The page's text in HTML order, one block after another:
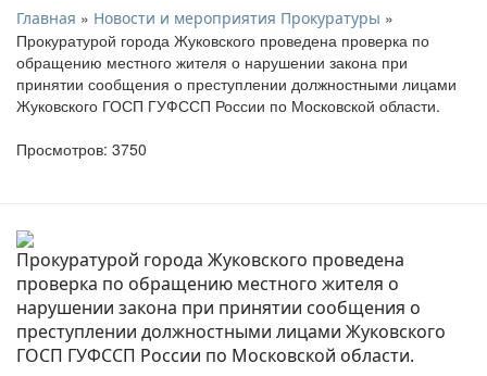
Главная » Новости и мероприятия Прокуратуры »
Прокуратурой города Жуковского проведена проверка по
обращению местного жителя о нарушении закона при
принятии сообщения о преступлении должностными лицами
Жуковского ГОСП ГУФССП России по Московской области.
Просмотров: 3750
Прокуратурой города Жуковского проведена
проверка по обращению местного жителя о
нарушении закона при принятии сообщения о
преступлении должностными лицами Жуковского
ГОСП ГУФССП России по Московской области.